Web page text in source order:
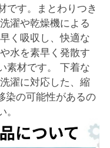
です。まとわりつき
濯や乾燥機による
く吸収し、快適な
水を素早く発散す
素材です。 下着な
濯に対応した、縮
染の可能性があるの